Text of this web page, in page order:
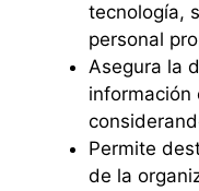
tecnología,
personal
Asegura la
información
Permite
de la